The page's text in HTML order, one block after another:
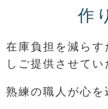
作
在庫負担を減らす
しご提供させてい
熟練の職人が心を